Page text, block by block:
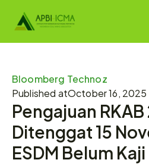
Bloomberg Technoz
Published atOctober 16, 2025
Pengajuan
Ditenggat 15
ESDM Belum